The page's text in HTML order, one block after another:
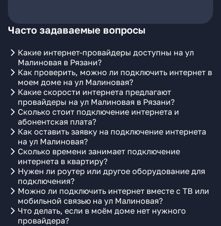
Часто задаваемые вопросы
Какие интернет-провайдеры доступны на ул
Малиновая в Рязани?
Как проверить, можно ли подключить интернет в
моем доме на ул Малиновая?
Какие скорости интернета предлагают
провайдеры на ул Малиновая в Рязани?
Сколько стоит подключение интернета и
абонентская плата?
Как оставить заявку на подключение интернета
на ул Малиновая?
Сколько времени занимает подключение
интернета в квартиру?
Нужен ли роутер или другое оборудование для
подключения?
Можно ли подключить интернет вместе с ТВ или
мобильной связью на ул Малиновая?
Что делать, если в моём доме нет нужного
провайдера?